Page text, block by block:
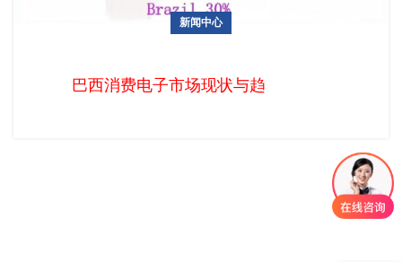
新闻中心
巴西消费电子市场现状与趋势概览 巴西，作